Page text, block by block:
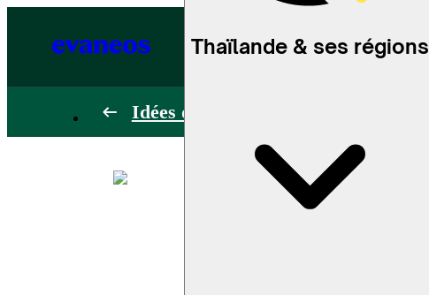
Thaïlande & ses régions
Idées de voyage en Thaïlande (62)